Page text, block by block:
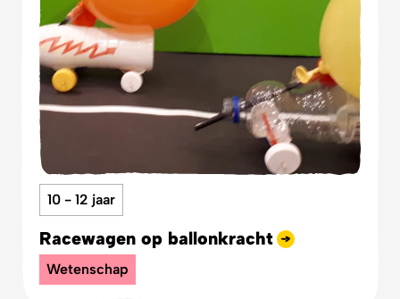
10 - 12 jaar
Racewagen op ballonkracht
Wetenschap